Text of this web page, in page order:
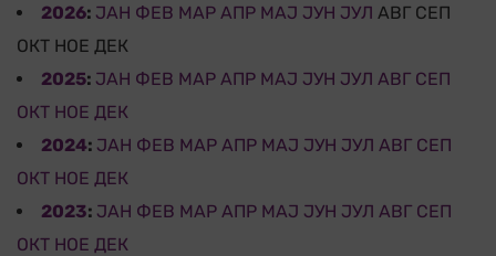
2026: ЈАН ФЕВ МАР АПР МАЈ ЈУН ЈУЛ АВГ СЕП
ОКТ НОЕ ДЕК
2025: ЈАН ФЕВ МАР АПР МАЈ ЈУН ЈУЛ АВГ СЕП
ОКТ НОЕ ДЕК
2024: ЈАН ФЕВ МАР АПР МАЈ ЈУН ЈУЛ АВГ СЕП
ОКТ НОЕ ДЕК
2023: ЈАН ФЕВ МАР АПР МАЈ ЈУН ЈУЛ АВГ СЕП
ОКТ НОЕ ДЕК